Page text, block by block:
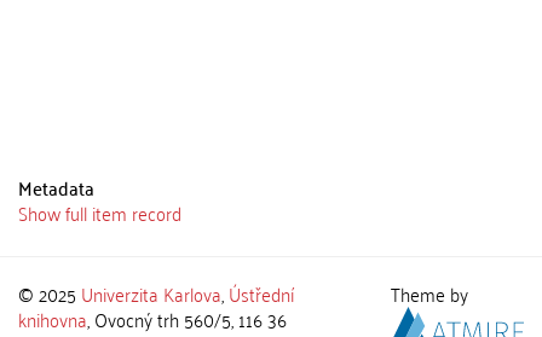
Metadata
Show full item record
© 2025 Univerzita Karlova,Ústřední
knihovna, Ovocný trh 560/5, 116 36
Theme by